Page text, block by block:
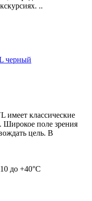
..
черный
классические
Широкое поле зрения
цель. В
до +40°C